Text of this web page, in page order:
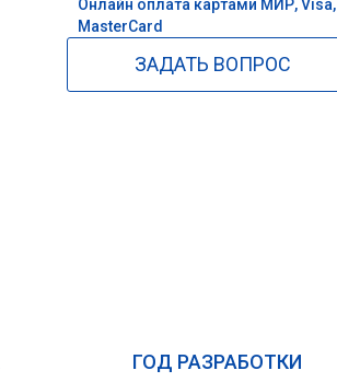
Онлайн оплата картами МИР, Visa,
MasterCard
ЗАДАТЬ ВОПРОС
ГОД РАЗРАБОТКИ